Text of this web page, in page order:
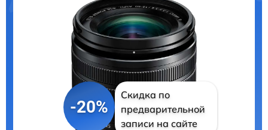
-20%
Скидка по
предварительной
записи на сайте